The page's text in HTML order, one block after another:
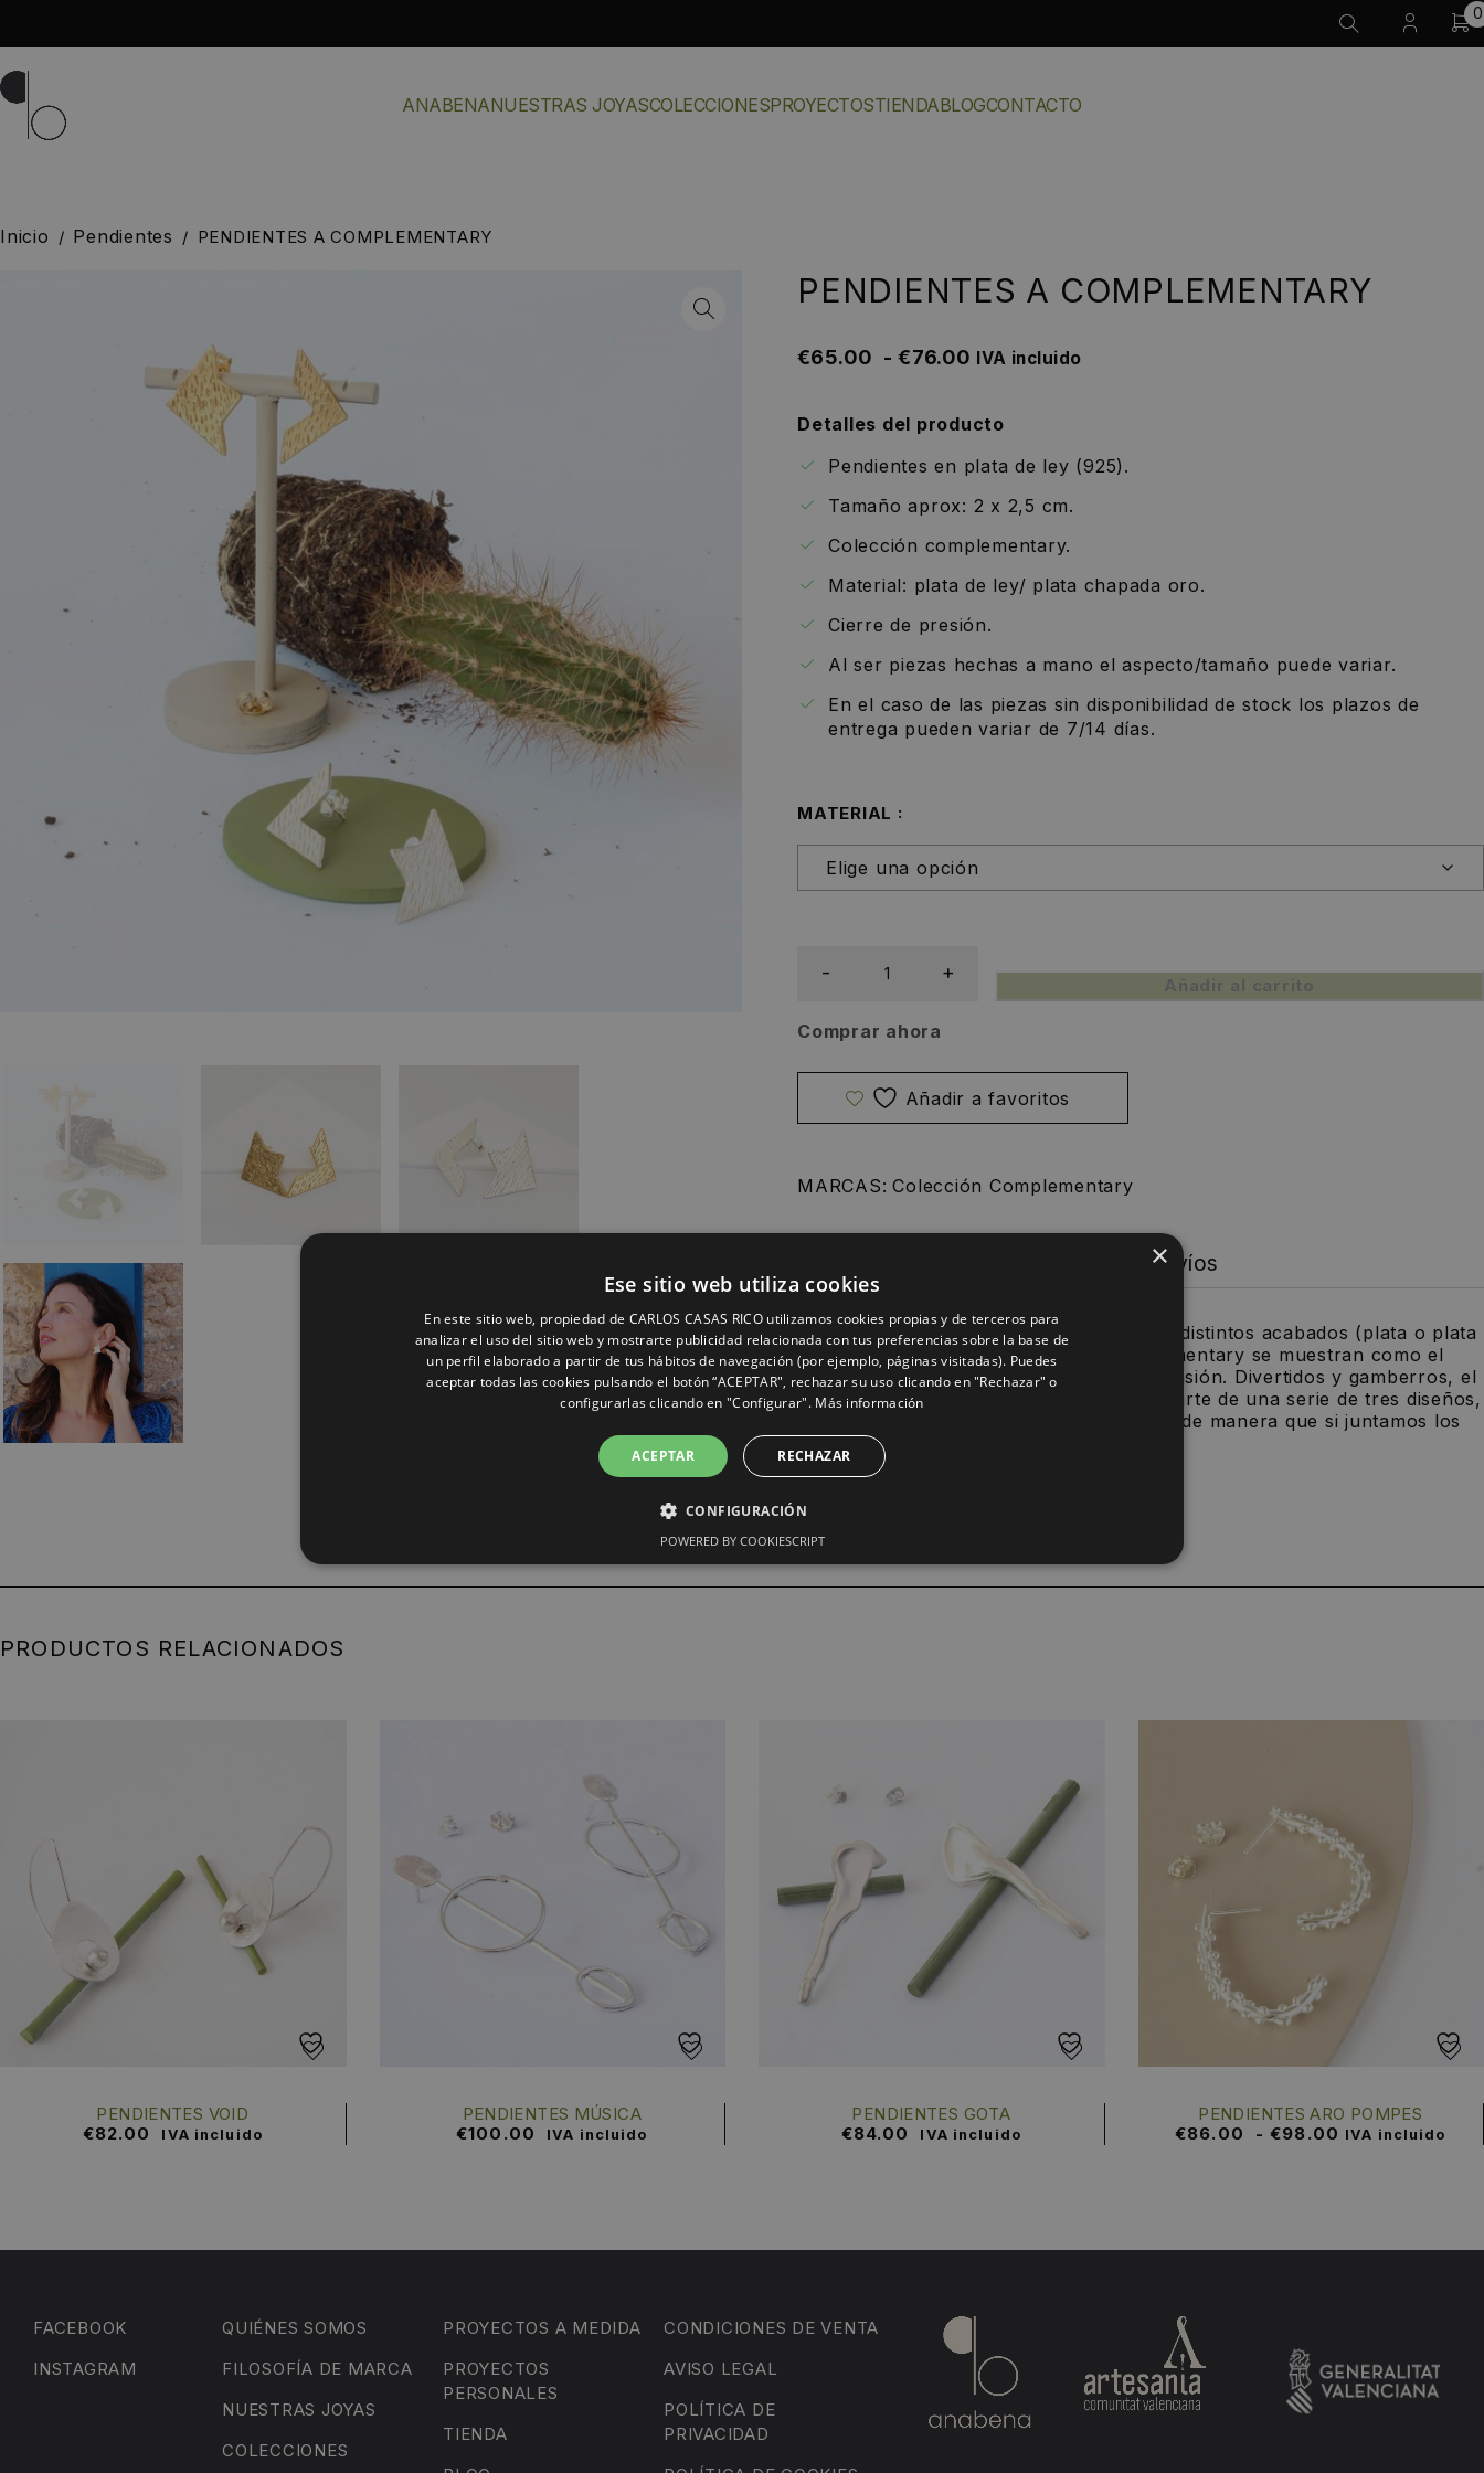
0
ANABENANUESTRAS JOYASCOLECCIONESPROYECTOSTIENDABLOGCONTACTO
Inicio / Pendientes / PENDIENTES A COMPLEMENTARY
PENDIENTES A COMPLEMENTARY
Detalles del producto
Pendientes en plata de ley (925).
Tamaño aprox: 2 x 2,5 cm.
Colección complementary.
Material: plata de ley/ plata chapada oro.
Cierre de presión.
Al ser piezas hechas a mano el aspecto/tamaño puede variar.
En el caso de las piezas sin disponibilidad de stock los plazos de
entrega pueden variar de 7/14 días.
€65.00 - €76.00 IVA incluido
MATERIAL
Añadir al carrito
Comprar ahora
MARCAS: Colección Complementary
Envíos
Elaborados a mano en plata de ley y con distintos acabados (plata o plata
chapada en oro), los pendientes Complementary se muestran como el
complemento perfecto para cualquier ocasión. Divertidos y gamberros, el
diseño de estos pendientes que forman parte de una serie de tres diseños,
parten de un cuadrado de 2 cm por 2 cm de manera que si juntamos los
dos pendientes formarían este cuadrado.
PRODUCTOS RELACIONADOS
PENDIENTES VOID
€82.00 IVA incluido
PENDIENTES MÚSICA
€100.00 IVA incluido
PENDIENTES GOTA
€84.00 IVA incluido
PENDIENTES ARO POMPES
€86.00 - €98.00 IVA incluido
FACEBOOK
INSTAGRAM
QUIÉNES SOMOS
FILOSOFÍA DE MARCA
NUESTRAS JOYAS
COLECCIONES
PROYECTOS A MEDIDA
PROYECTOS
PERSONALES
TIENDA
CONDICIONES DE VENTA
AVISO LEGAL
POLÍTICA DE
PRIVACIDAD
×
Ese sitio web utiliza cookies
En este sitio web, propiedad de CARLOS CASAS RICO utilizamos cookies propias y de terceros para
analizar el uso del sitio web y mostrarte publicidad relacionada con tus preferencias sobre la base de
un perfil elaborado a partir de tus hábitos de navegación (por ejemplo, páginas visitadas). Puedes
aceptar todas las cookies pulsando el botón “ACEPTAR", rechazar su uso clicando en "Rechazar" o
configurarlas clicando en "Configurar". Más información
ACEPTAR RECHAZAR
CONFIGURACIÓN
POWERED BY COOKIESCRIPT